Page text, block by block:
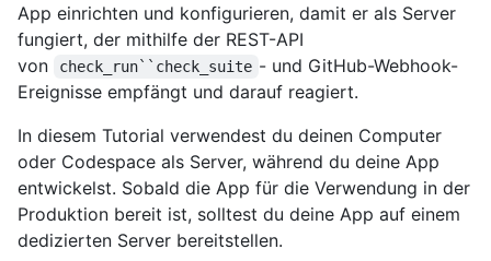
App einrichten und konfigurieren, damit er als Server
fungiert, der mithilfe der REST-API
von
check_run``check_suite - und GitHub-Webhook-
Ereignisse empfängt und darauf reagiert.
In diesem Tutorial verwendest du deinen Computer
oder Codespace als Server, während du deine App
entwickelst. Sobald die App für die Verwendung in der
Produktion bereit ist, solltest du deine App auf einem
dedizierten Server bereitstellen.